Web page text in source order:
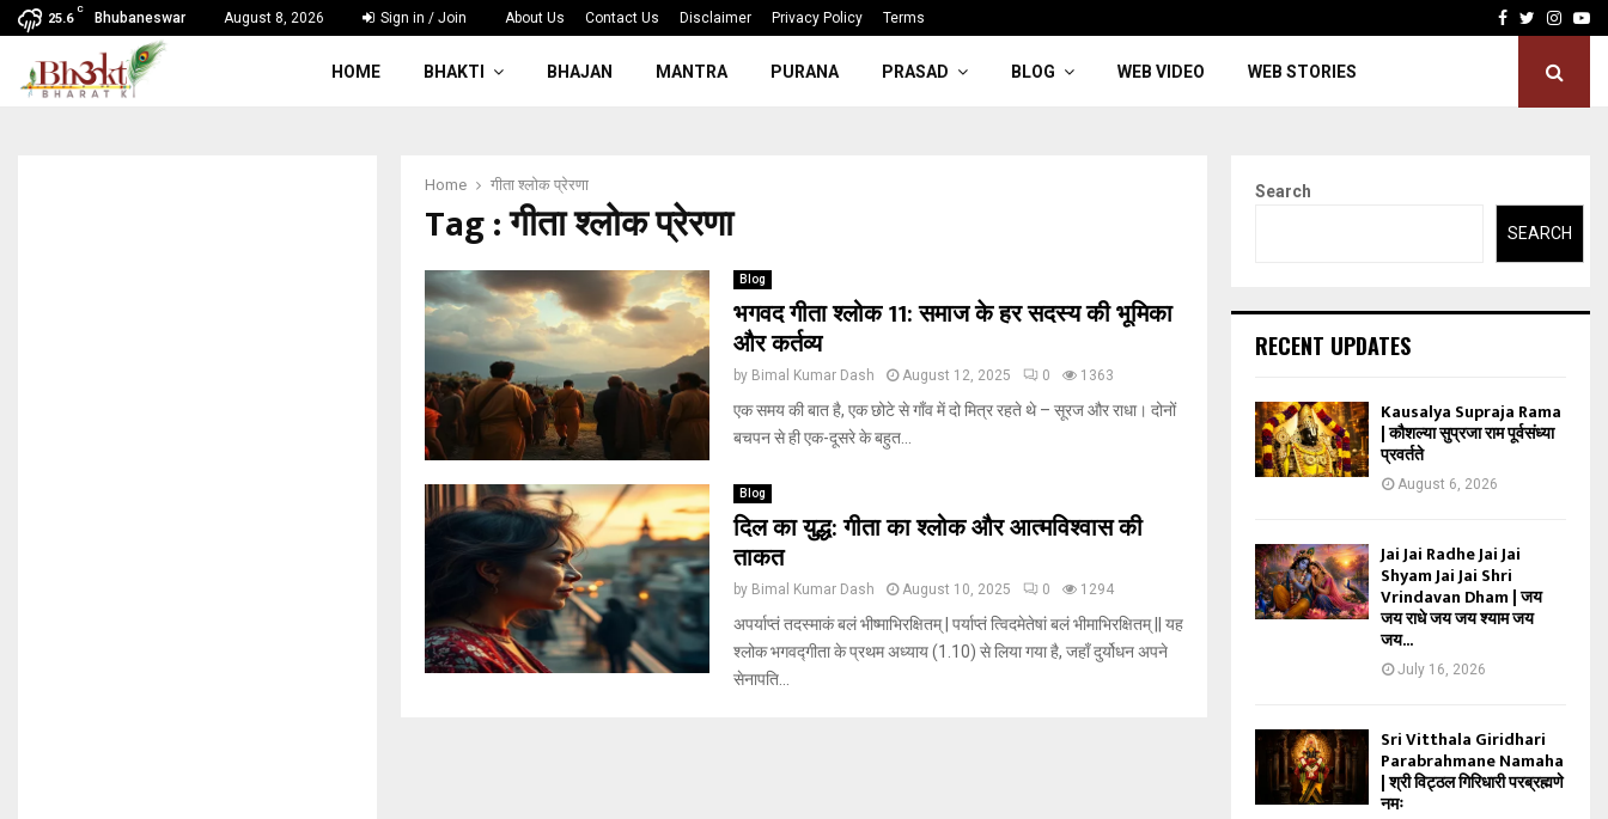
25.6
C
Bhubaneswar August 8, 2026 Sign in / Join About Us Contact Us Disclaimer Privacy Policy Terms Facebook
Twitter
HOME BHAKTI BHAJAN MANTRA PURANA PRASAD BLOG WEB VIDEO WEB STORIES
Home गीता श्लोक प्रेरणा
Tag : गीता श्लोक प्रेरणा
Blog
भगवद गीता श्लोक 11: समाज के हर सदस्य की भूमिका
और कर्तव्य
by Bimal Kumar Dash August 12, 2025 0 1363
एक समय की बात है, एक छोटे से गाँव में दो मित्र रहते थे – सूरज और राधा। दोनों
बचपन से ही एक-दूसरे के बहुत...
Blog
दिल का युद्ध: गीता का श्लोक और आत्मविश्वास की
ताकत
by Bimal Kumar Dash August 10, 2025 0 1294
अपर्याप्तं तदस्माकं बलं भीष्माभिरक्षितम् | पर्याप्तं त्विदमेतेषां बलं भीमाभिरक्षितम् || यह
श्लोक भगवद्गीता के प्रथम अध्याय (1.10) से लिया गया है, जहाँ दुर्योधन अपने
सेनापति...
Search
SEARCH
RECENT UPDATES
Kausalya Supraja Rama
| कौशल्या सुप्रजा राम पूर्वसंध्या
प्रवर्तते
August 6, 2026
Jai Jai Radhe Jai Jai
Shyam Jai Jai Shri
Vrindavan Dham | जय
जय राधे जय जय श्याम जय
जय...
July 16, 2026
Sri Vitthala Giridhari
Parabrahmane Namaha
| श्री विट्ठल गिरिधारी परब्रह्मणे
नमः